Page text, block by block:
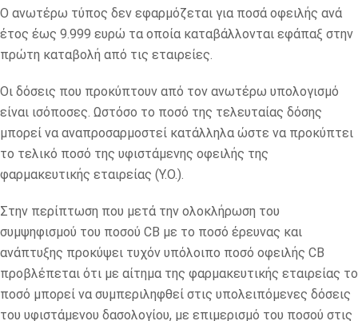
Ο ανωτέρω τύπος δεν εφαρμόζεται για ποσά οφειλής ανά
έτος έως 9.999 ευρώ τα οποία καταβάλλονται εφάπαξ στην
πρώτη καταβολή από τις εταιρείες.
Οι δόσεις που προκύπτουν από τον ανωτέρω υπολογισμό
είναι ισόποσες. Ωστόσο το ποσό της τελευταίας δόσης
μπορεί να αναπροσαρμοστεί κατάλληλα ώστε να προκύπτει
το τελικό ποσό της υφιστάμενης οφειλής της
φαρμακευτικής εταιρείας (Υ.Ο.).
Στην περίπτωση που μετά την ολοκλήρωση του
συμψηφισμού του ποσού CB με το ποσό έρευνας και
ανάπτυξης προκύψει τυχόν υπόλοιπο ποσό οφειλής CB
προβλέπεται ότι με αίτημα της φαρμακευτικής εταιρείας το
ποσό μπορεί να συμπεριληφθεί στις υπολειπόμενες δόσεις
του υφιστάμενου δασολογίου, με επιμερισμό του ποσού στις